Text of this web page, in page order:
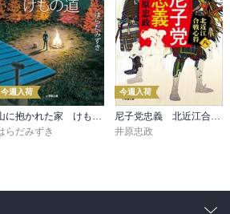
今週入荷
山に抱かれた家 けもの道
らだみずき
今週入荷
尼子党忠義 北近江合戦心得〈八〉
井原忠政